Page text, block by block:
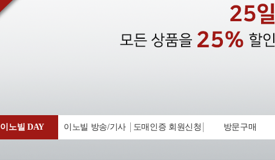
이노빌 DAY 이노빌 방송/기사 도매인증 회원신청 방문구매